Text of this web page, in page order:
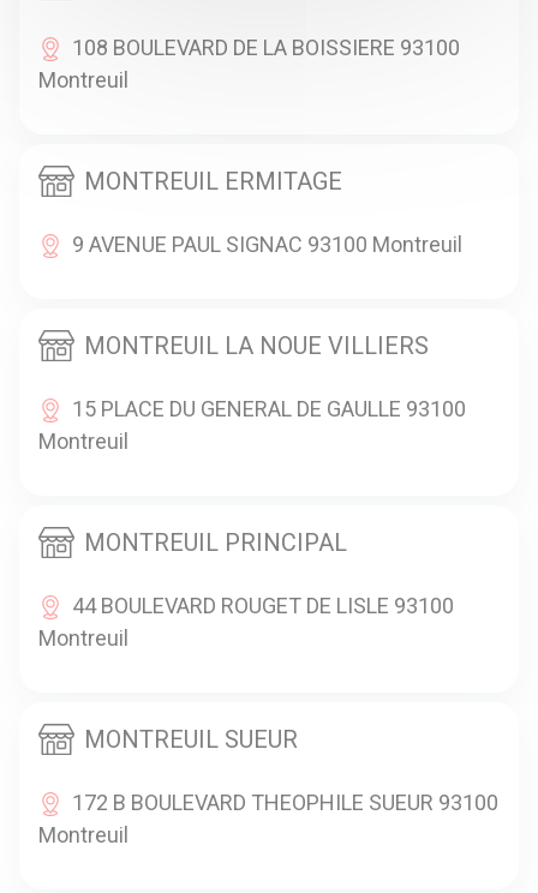
108 BOULEVARD DE LA BOISSIERE 93100
Montreuil
MONTREUIL ERMITAGE
9 AVENUE PAUL SIGNAC 93100 Montreuil
MONTREUIL LA NOUE VILLIERS
15 PLACE DU GENERAL DE GAULLE 93100
Montreuil
MONTREUIL PRINCIPAL
44 BOULEVARD ROUGET DE LISLE 93100
Montreuil
MONTREUIL SUEUR
172 B BOULEVARD THEOPHILE SUEUR 93100
Montreuil